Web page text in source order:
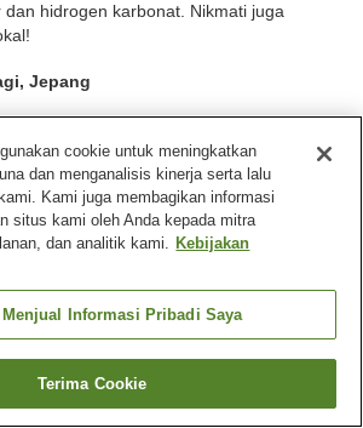
hidrogen karbonat. Nikmati juga
Jepang
28
Mesin penjual otomatis
Miyagi
Kota Osaki
Cari kamar
cookie untuk meningkatkan
dan menganalisis kinerja serta lalu
Kami juga membagikan informasi
situs kami oleh Anda kepada mitra
dan analitik kami. Kebijakan
Informasi Pribadi Saya
Terima Cookie